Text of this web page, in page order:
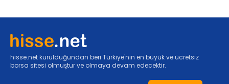
hisse.net kurulduğundan beri Türkiye'nin en büyük ve ücretsiz
borsa sitesi olmuştur ve olmaya devam edecektir.